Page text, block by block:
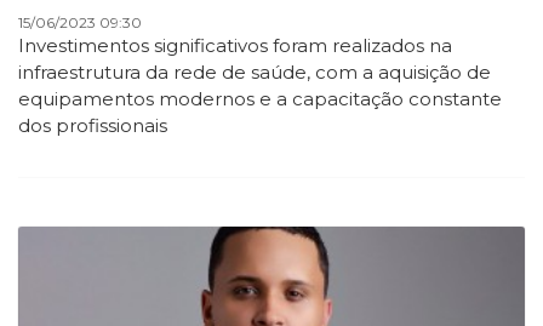
15/06/2023 09:30
Investimentos significativos foram realizados na
infraestrutura da rede de saúde, com a aquisição de
equipamentos modernos e a capacitação constante
dos profissionais